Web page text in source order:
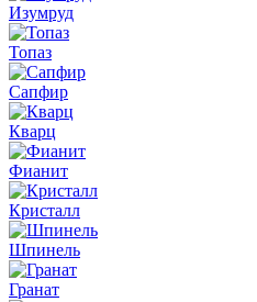
Изумруд
Топаз
Сапфир
Кварц
Фианит
Кристалл
Шпинель
Гранат